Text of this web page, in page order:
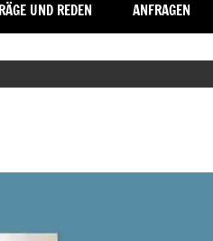
UND REDEN ANFRAGEN